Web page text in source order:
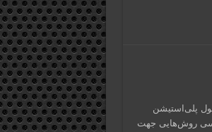
پلی‌استیشن
روش‌هایی جهت